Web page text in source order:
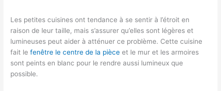
Les petites cuisines ont tendance à se sentir à l’étroit en
raison de leur taille, mais s’assurer qu’elles sont légères et
lumineuses peut aider à atténuer ce problème. Cette cuisine
fait lefenêtre le centre de la pièce et le mur et les armoires
sont peints en blanc pour le rendre aussi lumineux que
possible.